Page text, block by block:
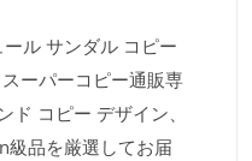
ル サンダル コピー
ーパーコピー通販専
コピー デザイン、
級品を厳選してお届